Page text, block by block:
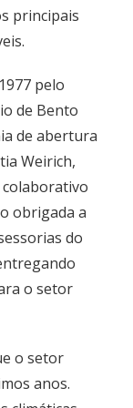
principais
pelo
de Bento
de abertura
Weirich,
obrigada a
do
o setor
o setor
anos.